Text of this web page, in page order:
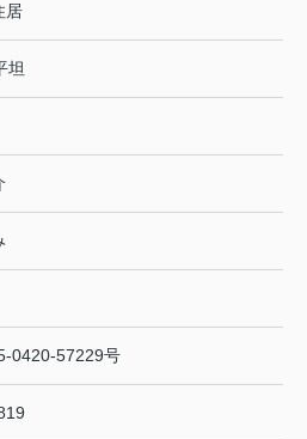
居
坦
0420-57229号